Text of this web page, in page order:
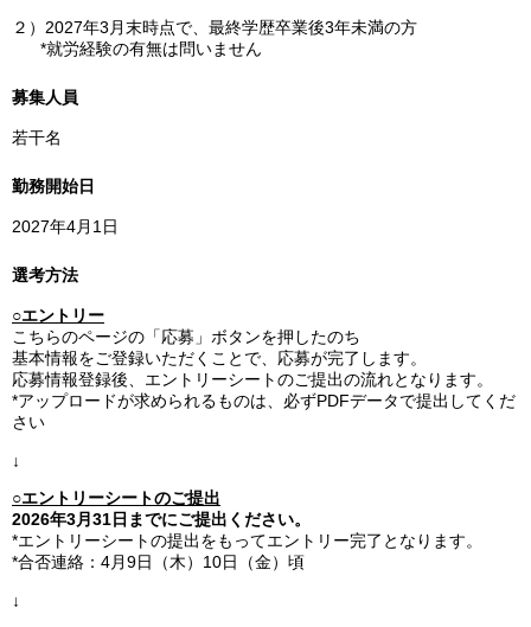
２）2027年3月末時点で、最終学歴卒業後3年未満の方
*就労経験の有無は問いません
募集人員
若干名
勤務開始日
2027年4月1日
選考方法
○エントリー
こちらのページの「応募」ボタンを押したのち
基本情報をご登録いただくことで、応募が完了します。
応募情報登録後、エントリーシートのご提出の流れとなります。
*アップロードが求められるものは、必ずPDFデータで提出してくだ
さい
↓
○エントリーシートのご提出
2026年3月31日までにご提出ください。
*エントリーシートの提出をもってエントリー完了となります。
*合否連絡：4月9日（木）10日（金）頃
↓